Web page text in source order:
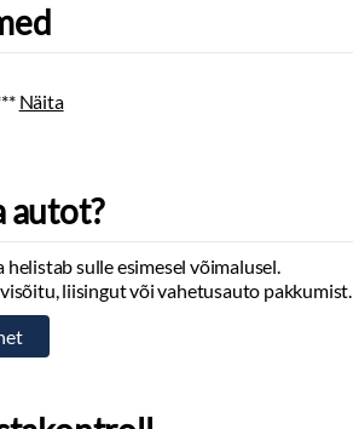
Näita
autot?
helistab sulle esimesel võimalusel.
liisingut või vahetusauto pakkumist.